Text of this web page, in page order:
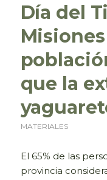
Día del
que la
MATERIALES
El 65% de las
provincia